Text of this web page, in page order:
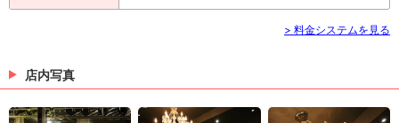
> 料金システムを見る
店内写真